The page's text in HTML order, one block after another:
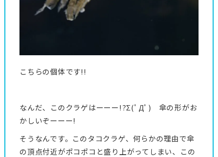
こちらの個体です!!
なんだ、このクラゲはーーー!?Σ(ﾟДﾟ) 傘の形がお
かしいぞーーー!
そうなんです。このタコクラゲ、何らかの理由で傘
の頂点付近がポコポコと盛り上がってしまい、この